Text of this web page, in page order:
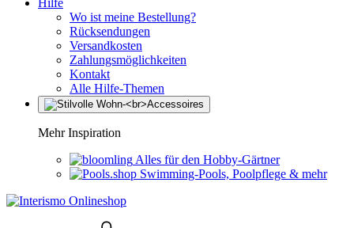
Hilfe
Wo ist meine Bestellung?
Rücksendungen
Versandkosten
Zahlungsmöglichkeiten
Kontakt
Alle Hilfe-Themen
Mehr Inspiration
Alles für den Hobby-Gärtner
Swimming-Pools, Poolpflege & mehr